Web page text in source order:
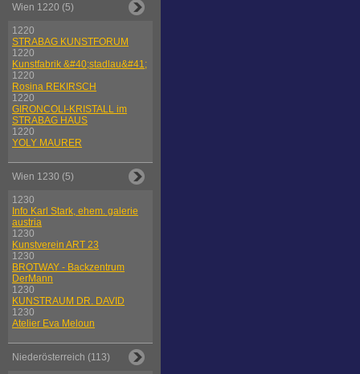
Wien 1220 (5)
1220
STRABAG KUNSTFORUM
1220
Kunstfabrik &#40;stadlau&#41;
1220
Rosina REKIRSCH
1220
GIRONCOLI-KRISTALL im
STRABAG HAUS
1220
YOLY MAURER
Wien 1230 (5)
1230
Info Karl Stark, ehem. galerie
austria
1230
Kunstverein ART 23
1230
BROTWAY - Backzentrum
DerMann
1230
KUNSTRAUM DR. DAVID
1230
Atelier Eva Meloun
Niederösterreich (113)